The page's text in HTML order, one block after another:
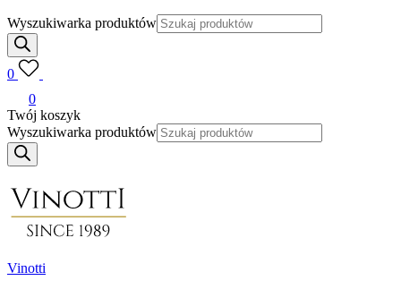
Wyszukiwarka produktów
0
0
Twój koszyk
Wyszukiwarka produktów
Vinotti